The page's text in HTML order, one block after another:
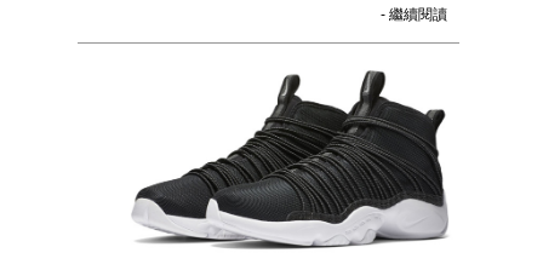
- 繼續閱讀